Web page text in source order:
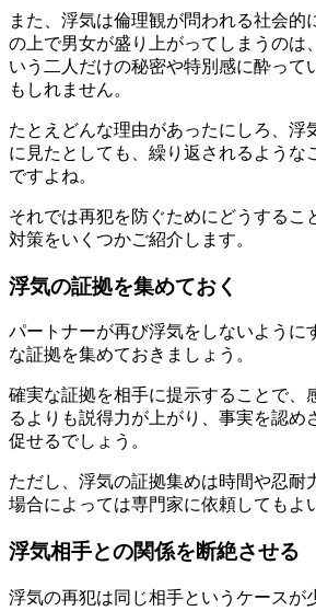
また、浮気は倫理観が問われる社会的
の上で男女が盛り上がってしまうのは
いう二人だけの秘密や特別感に酔って
もしれません。
たとえどんな理由があったにしろ、浮
に見たとしても、繰り返されるような
ですよね。
それでは再犯を防ぐためにどうするこ
対策をいくつかご紹介します。
浮気の証拠を集めておく
パートナーが再び浮気をしないように
な証拠を集めておきましょう。
確実な証拠を相手に提示することで、
るよりも説得力が上がり、事実を認め
促せるでしょう。
ただし、浮気の証拠集めは時間や忍耐
場合によっては専門家に依頼してもよ
浮気相手との関係を断絶させる
浮気の再犯は同じ相手というケースが